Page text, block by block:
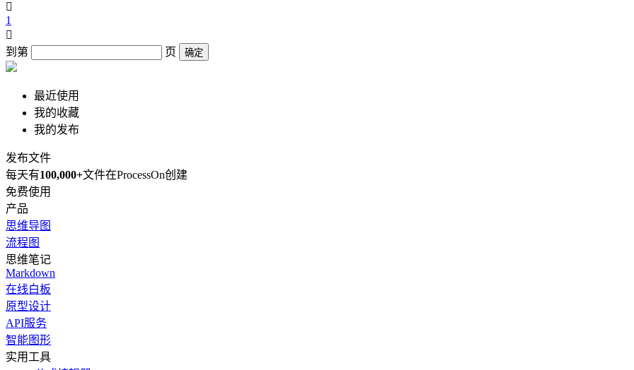

1

到第
页 确定
最近使用
我的收藏
我的发布
发布文件
每天有100,000+文件在ProcessOn创建
免费使用
产品
思维导图
流程图
思维笔记
Markdown
在线白板
原型设计
API服务
智能图形
实用工具